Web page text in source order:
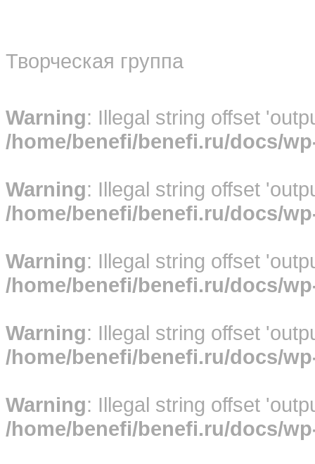
Творческая группа
Warning: Illegal string offset
/home/benefi/benefi.ru/docs/
Warning: Illegal string offset
/home/benefi/benefi.ru/docs/
Warning: Illegal string offset
/home/benefi/benefi.ru/docs/
Warning: Illegal string offset
/home/benefi/benefi.ru/docs/
Warning: Illegal string offset
/home/benefi/benefi.ru/docs/